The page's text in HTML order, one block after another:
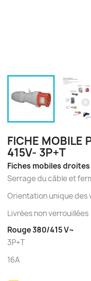
FICHE MOBILE
415V- 3P+T
Fiches mobiles droites
Serrage du câble et
Orientation unique des
Livrées non verrouillées
Rouge 380/415 V~
3P+T
16A